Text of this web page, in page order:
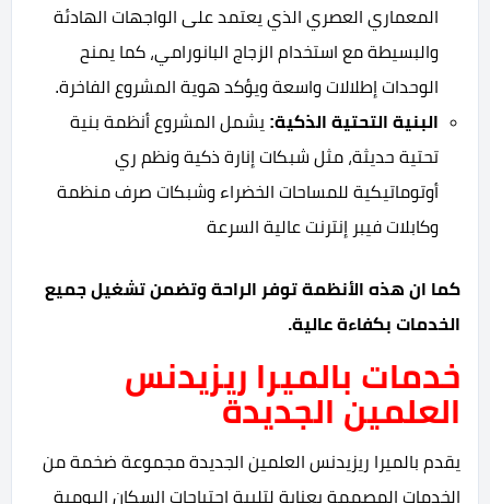
المعماري العصري الذي يعتمد على الواجهات الهادئة
والبسيطة مع استخدام الزجاج البانورامي، كما يمنح
الوحدات إطلالات واسعة ويؤكد هوية المشروع الفاخرة.
البنية التحتية الذكية: يشمل المشروع أنظمة بنية
تحتية حديثة، مثل شبكات إنارة ذكية ونظم ري
أوتوماتيكية للمساحات الخضراء وشبكات صرف منظمة
وكابلات فيبر إنترنت عالية السرعة
كما ان هذه الأنظمة توفر الراحة وتضمن تشغيل جميع
الخدمات بكفاءة عالية.
خدمات بالميرا ريزيدنس
العلمين الجديدة
يقدم بالميرا ريزيدنس العلمين الجديدة مجموعة ضخمة من
الخدمات المصممة بعناية لتلبية احتياجات السكان اليومية